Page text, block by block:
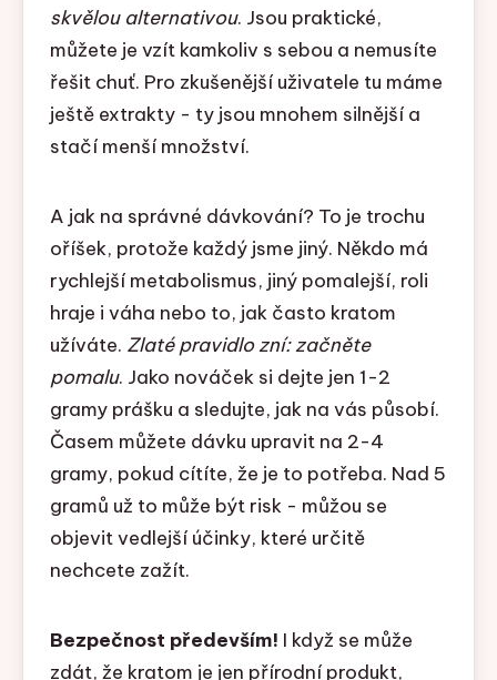
skvělou alternativou. Jsou praktické,
můžete je vzít kamkoliv s sebou a nemusíte
řešit chuť. Pro zkušenější uživatele tu máme
ještě extrakty - ty jsou mnohem silnější a
stačí menší množství.
A jak na správné dávkování? To je trochu
oříšek, protože každý jsme jiný. Někdo má
rychlejší metabolismus, jiný pomalejší, roli
hraje i váha nebo to, jak často kratom
užíváte. Zlaté pravidlo zní: začněte
pomalu. Jako nováček si dejte jen 1-2
gramy prášku a sledujte, jak na vás působí.
Časem můžete dávku upravit na 2-4
gramy, pokud cítíte, že je to potřeba. Nad 5
gramů už to může být risk - můžou se
objevit vedlejší účinky, které určitě
nechcete zažít.
Bezpečnost především! I když se může
zdát, že kratom je jen přírodní produkt,